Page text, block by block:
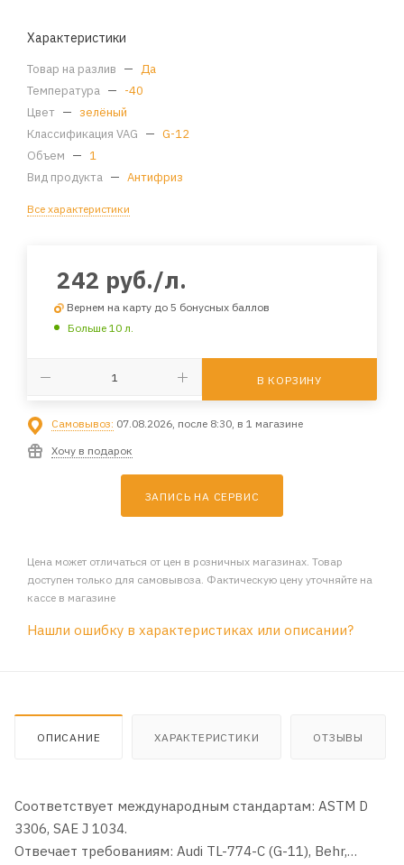
Характеристики
Товар на разлив — Да
Температура — -40
Цвет — зелёный
Классификация VAG — G-12
Объем — 1
Вид продукта — Антифриз
Все характеристики
242 руб./л.
Вернем на карту до 5 бонусных баллов
Больше 10 л.
В КОРЗИНУ
Самовывоз: 07.08.2026, после 8:30, в 1 магазине
Хочу в подарок
ЗАПИСЬ НА СЕРВИС
Цена может отличаться от цен в розничных магазинах. Товар
доступен только для самовывоза. Фактическую цену уточняйте на
кассе в магазине
Нашли ошибку в характеристиках или описании?
ОПИСАНИЕ ХАРАКТЕРИСТИКИ ОТЗЫВЫ
Соответствует международным стандартам: ASTM D
3306, SAE J 1034.
Отвечает требованиям: Audi TL-774-C (G-11), Behr,